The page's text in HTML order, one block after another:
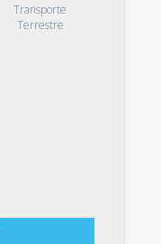
Transporte
Terrestre